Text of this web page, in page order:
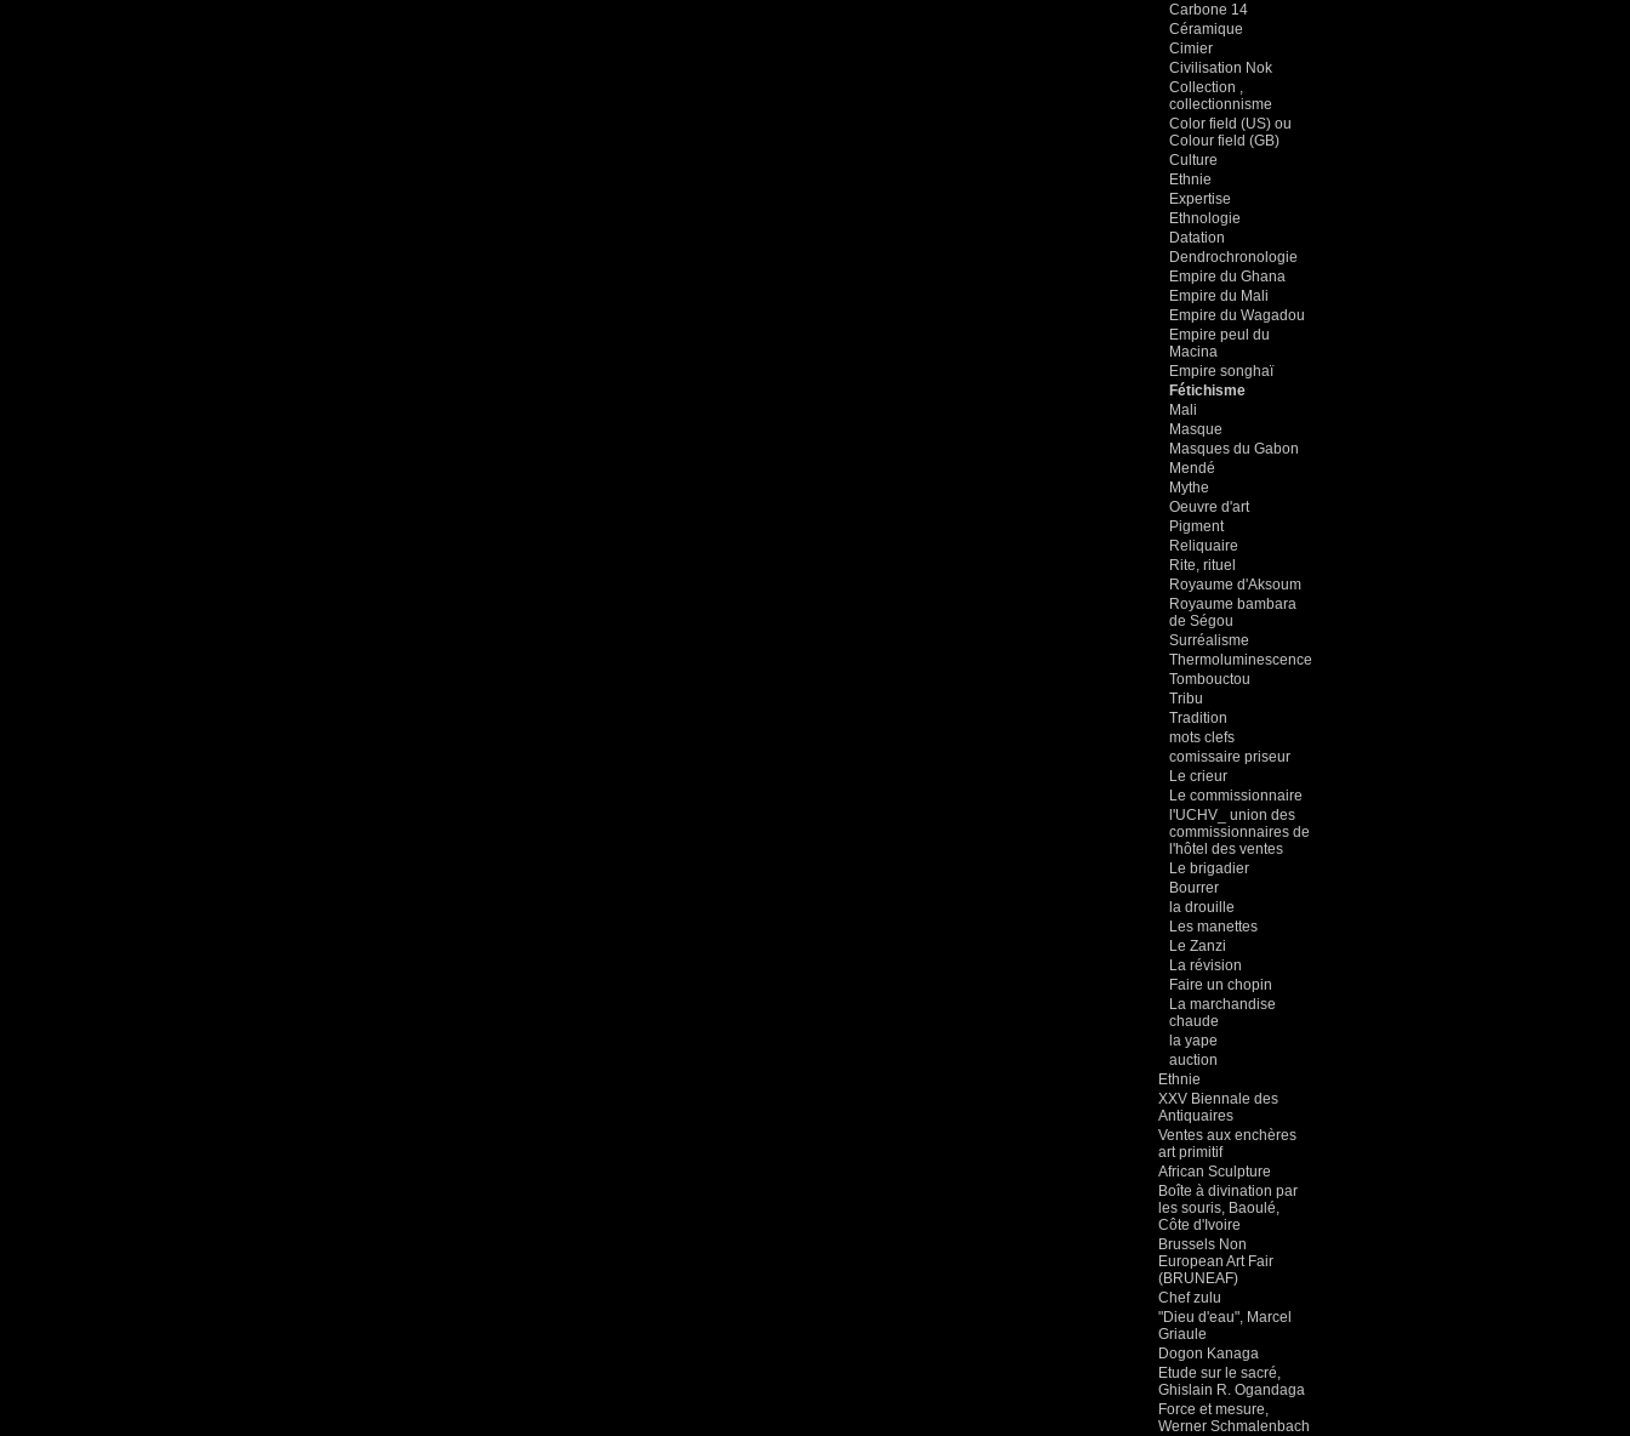
Carbone 14
Céramique
Cimier
Civilisation Nok
Collection ,
collectionnisme
Color field (US) ou
Colour field (GB)
Culture
Ethnie
Expertise
Ethnologie
Datation
Dendrochronologie
Empire du Ghana
Empire du Mali
Empire du Wagadou
Empire peul du
Macina
Empire songhaï
Fétichisme
Mali
Masque
Masques du Gabon
Mendé
Mythe
Oeuvre d'art
Pigment
Reliquaire
Rite, rituel
Royaume d'Aksoum
Royaume bambara
de Ségou
Surréalisme
Thermoluminescence
Tombouctou
Tribu
Tradition
mots clefs
comissaire priseur
Le crieur
Le commissionnaire
l'UCHV_ union des
commissionnaires de
l'hôtel des ventes
Le brigadier
Bourrer
la drouille
Les manettes
Le Zanzi
La révision
Faire un chopin
La marchandise
chaude
la yape
auction
Ethnie
XXV Biennale des
Antiquaires
Ventes aux enchères
art primitif
African Sculpture
Boîte à divination par
les souris, Baoulé,
Côte d'Ivoire
Brussels Non
European Art Fair
(BRUNEAF)
Chef zulu
"Dieu d'eau", Marcel
Griaule
Dogon Kanaga
Etude sur le sacré,
Ghislain R. Ogandaga
Force et mesure,
Werner Schmalenbach